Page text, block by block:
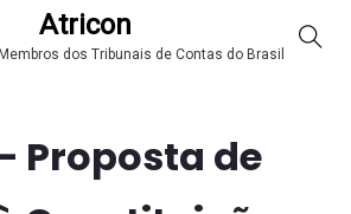
Atricon
dos Tribunais de Contas do Brasil
Proposta de